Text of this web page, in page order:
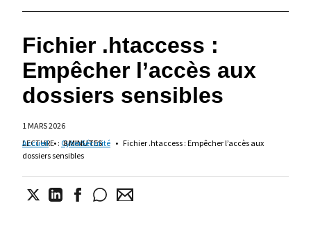
Fichier .htaccess :
Empêcher l’accès aux
dossiers sensibles
1 MARS 2026
LECTURE : 8 MINUTES
Accueil • CyberSécurité • Fichier .htaccess : Empêcher l’accès aux
dossiers sensibles